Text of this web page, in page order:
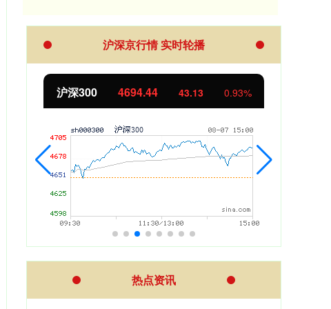
沪深京行情 实时轮播
4694.44 43.13 0.93%
热点资讯